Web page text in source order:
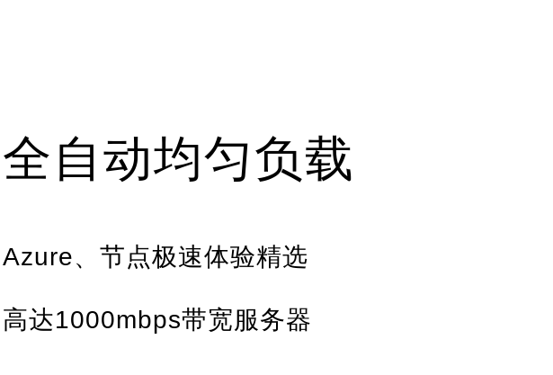
全自动均匀负载
Azure、节点极速体验精选
高达1000mbps带宽服务器